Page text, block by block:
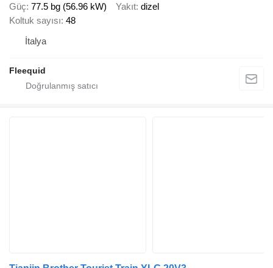
Güç 77.5 bg (56.96 kW) Yakıt dizel
Koltuk sayısı 48
İtalya
Fleequid